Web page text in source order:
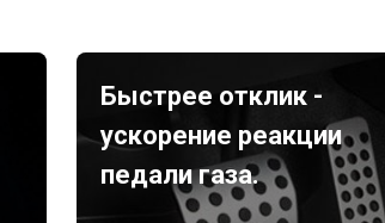
Быстрее отклик -
ускорение реакции
педали газа.